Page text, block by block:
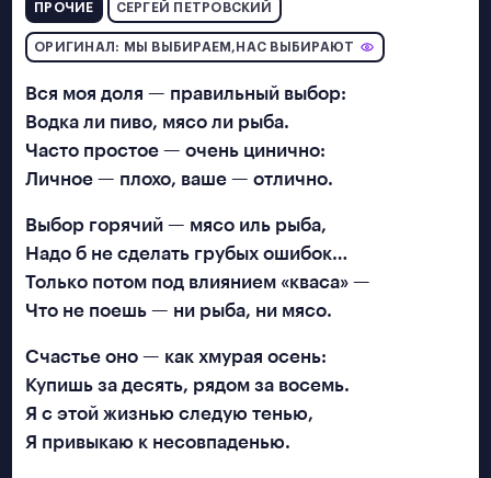
ПРОЧИЕ СЕРГЕЙ ПЕТРОВСКИЙ
ОРИГИНАЛ: МЫ ВЫБИРАЕМ,НАС ВЫБИРАЮТ
Вся моя доля — правильный выбор:
Водка ли пиво, мясо ли рыба.
Часто простое — очень цинично:
Личное — плохо, ваше — отлично.
Выбор горячий — мясо иль рыба,
Надо б не сделать грубых ошибок…
Только потом под влиянием «кваса» —
Что не поешь — ни рыба, ни мясо.
Счастье оно — как хмурая осень:
Купишь за десять, рядом за восемь.
Я с этой жизнью следую тенью,
Я привыкаю к несовпаденью.
ПОЛЕЗНОСТИ
Прислать
песню